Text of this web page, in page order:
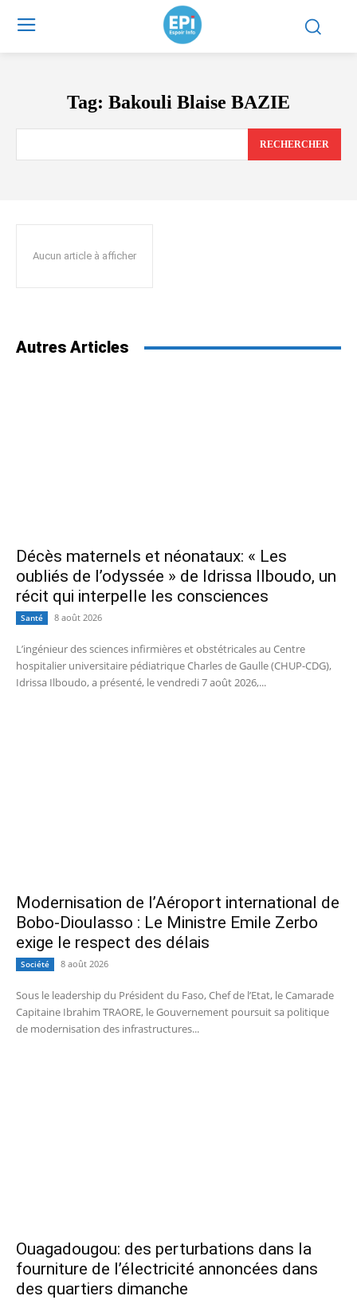
Tag: Bakouli Blaise BAZIE
RECHERCHER
Aucun article à afficher
Autres Articles
Décès maternels et néonataux: « Les
oubliés de l’odyssée » de Idrissa Ilboudo, un
récit qui interpelle les consciences
Santé 8 août 2026
L’ingénieur des sciences infirmières et obstétricales au Centre
hospitalier universitaire pédiatrique Charles de Gaulle (CHUP-CDG),
Idrissa Ilboudo, a présenté, le vendredi 7 août 2026,...
Modernisation de l’Aéroport international de
Bobo-Dioulasso : Le Ministre Emile Zerbo
exige le respect des délais
Société 8 août 2026
Sous le leadership du Président du Faso, Chef de l’Etat, le Camarade
Capitaine Ibrahim TRAORE, le Gouvernement poursuit sa politique
de modernisation des infrastructures...
Ouagadougou: des perturbations dans la
fourniture de l’électricité annoncées dans
des quartiers dimanche